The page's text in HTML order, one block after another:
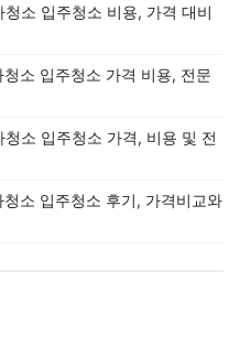
소 입주청소 비용, 가격 대비
소 입주청소 가격 비용, 전문
소 입주청소 가격, 비용 및 전
소 입주청소 후기, 가격비교와